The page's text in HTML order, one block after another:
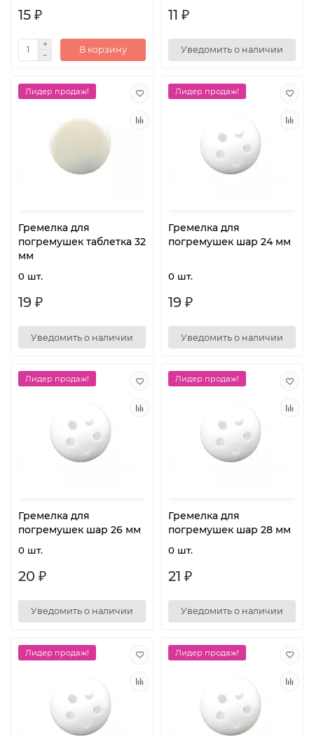
15 ₽
В корзину
11 ₽
Уведомить о наличии
Лидер продаж!
Гремелка для
погремушек таблетка 32
мм
0 шт.
19 ₽
Уведомить о наличии
Лидер продаж!
Гремелка для
погремушек шар 24 мм
0 шт.
19 ₽
Уведомить о наличии
Лидер продаж!
Гремелка для
погремушек шар 26 мм
0 шт.
20 ₽
Уведомить о наличии
Лидер продаж!
Гремелка для
погремушек шар 28 мм
0 шт.
21 ₽
Уведомить о наличии
Лидер продаж! Лидер продаж!